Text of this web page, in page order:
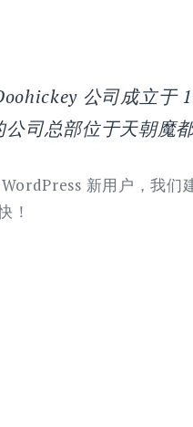
公司成立于
公司总部位于天朝魔
新用户，我们
！